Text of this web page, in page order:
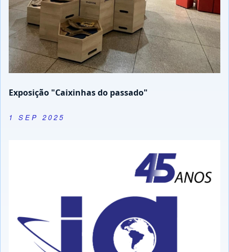
Exposição "Caixinhas do passado"
1 SEP 2025